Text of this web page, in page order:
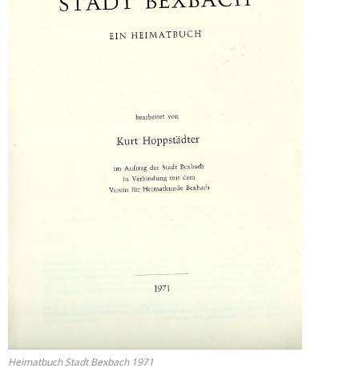
Heimatbuch Stadt Bexbach 1971